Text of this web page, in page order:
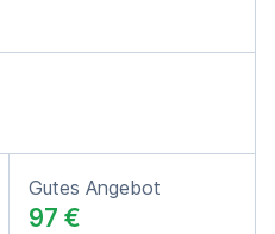
Gutes Angebot
97 €